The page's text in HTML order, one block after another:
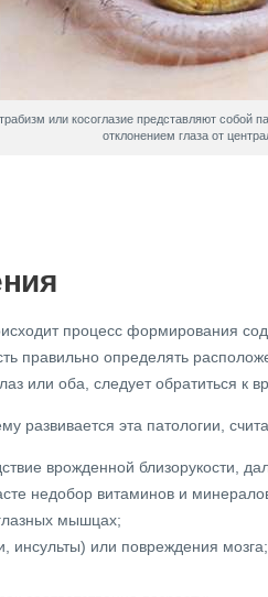
или косоглазие представляют собой
отклонением глаза от
процесс формирования
правильно определять
или оба, следует обратиться к
эта патологии,
врожденной близорукости,
недобор витаминов и
мышцах;
инсульты) или повреждения мозга;